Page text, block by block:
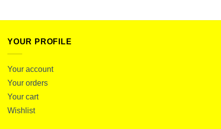
YOUR PROFILE
Your account
Your orders
Your cart
Wishlist